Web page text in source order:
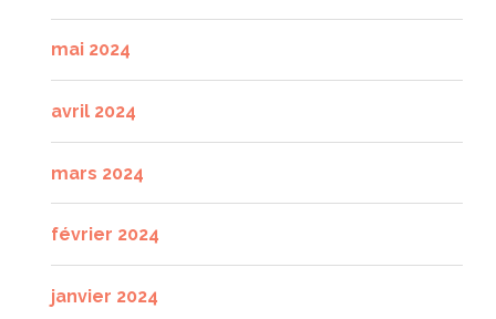
mai 2024
avril 2024
mars 2024
février 2024
janvier 2024